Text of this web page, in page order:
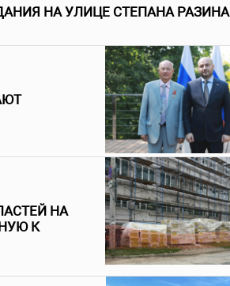
НА УЛИЦЕ СТЕПАНА РАЗИНА
НА
К